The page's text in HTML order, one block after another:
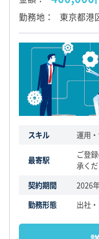
勤務地 東京都港
スキル 運用
最寄駅
ご登
承くだ
契約期間
2026
勤務形態
出社